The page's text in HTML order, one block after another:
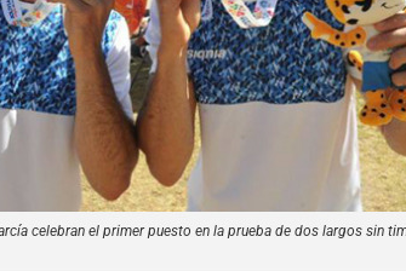
celebran el primer puesto en la prueba de dos largos sin